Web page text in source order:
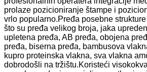
prolaze pozicioniranje štampe i
vrlo popularno.Pređa posebne
što su pređa velikog broja, jaka
upletena pređa, AB pređa, obojena
pređa, biserna pređa, bambusova
kupro proteinska vlakna, sva vlakna
dobrodošli na tržištu.Koristeći